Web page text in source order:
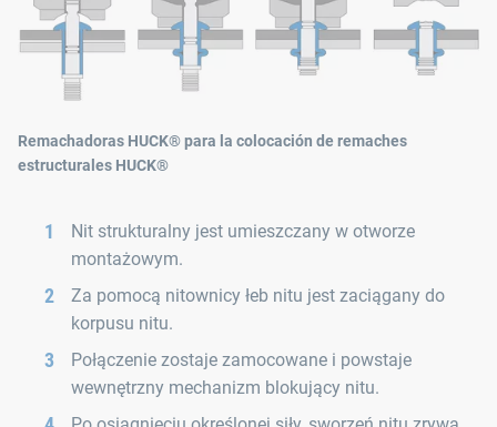
Remachadoras HUCK® para la colocación de remaches
estructurales HUCK®
Nit strukturalny jest umieszczany w otworze
montażowym.
Za pomocą nitownicy łeb nitu jest zaciągany do
korpusu nitu.
Połączenie zostaje zamocowane i powstaje
wewnętrzny mechanizm blokujący nitu.